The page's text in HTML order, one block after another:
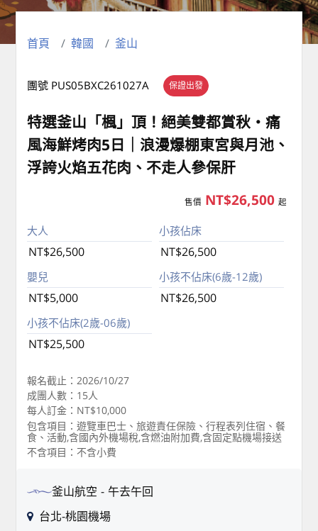
首頁 韓國 釜山
保證出發
團號 PUS05BXC261027A
特選釜山「楓」頂！絕美雙都賞秋・痛
風海鮮烤肉5日｜浪漫爆棚東宮與月池、
浮誇火焰五花肉、不走人參保肝
售價 NT$26,500 起
大人
NT$26,500
小孩佔床
NT$26,500
嬰兒
NT$5,000
小孩不佔床(6歲-12歲)
NT$26,500
小孩不佔床(2歲-06歲)
NT$25,500
報名截止：2026/10/27
成團人數：15人
每人訂金：NT$10,000
包含項目：遊覽車巴士、旅遊責任保險、行程表列住宿、餐
食、活動,含國內外機場稅,含燃油附加費,含固定點機場接送
不含項目：不含小費
釜山航空
午去午回
台北-桃園機場